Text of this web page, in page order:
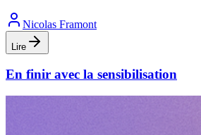
Nicolas Framont
Lire
En finir avec la sensibilisation